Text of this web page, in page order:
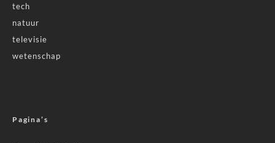
tech
natuur
televisie
wetenschap
Pagina’s